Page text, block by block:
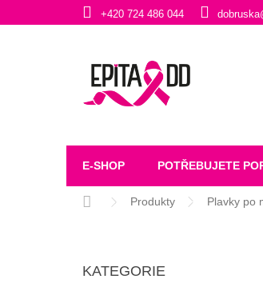
+420 724 486 044
E-SHOP POTŘEBUJETE
Domů Produkty Plavky po
kategorie
KATEGORIE